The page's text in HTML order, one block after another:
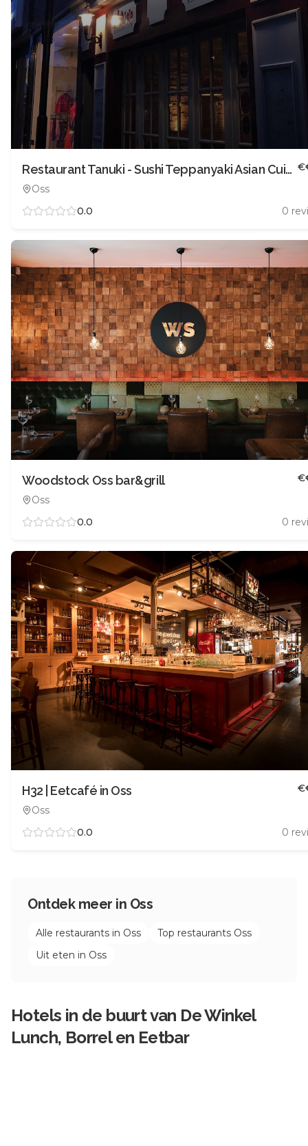
Restaurant Tanuki - Sushi Teppanyaki Asian Cuisine🍣
Oss
€
0.0 0
Woodstock Oss bar&grill
Oss
€
0.0 0
H32 | Eetcafé in Oss
Oss
€
0.0 0
Ontdek meer in Oss
Alle restaurants in Oss Top restaurants Oss
Uit eten in Oss
Hotels in de buurt van De Winkel
Lunch, Borrel en Eetbar